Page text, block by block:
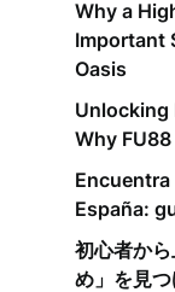
Why a
Important
Oasis
Unlocking
Why
España:
初心者か
め」を見